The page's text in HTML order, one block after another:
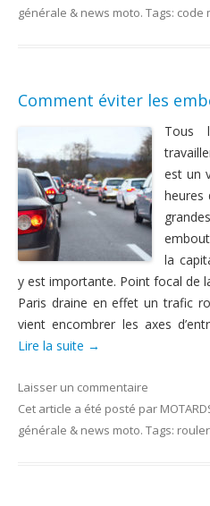
générale & news moto. Tags: code
Comment éviter les
Tous
est un
heures
la
y est importante. Point focal de
Paris draine en effet un trafic
vient encombrer les axes
Lire la suite →
Laisser un commentaire
Cet article a été posté par
générale & news moto. Tags: